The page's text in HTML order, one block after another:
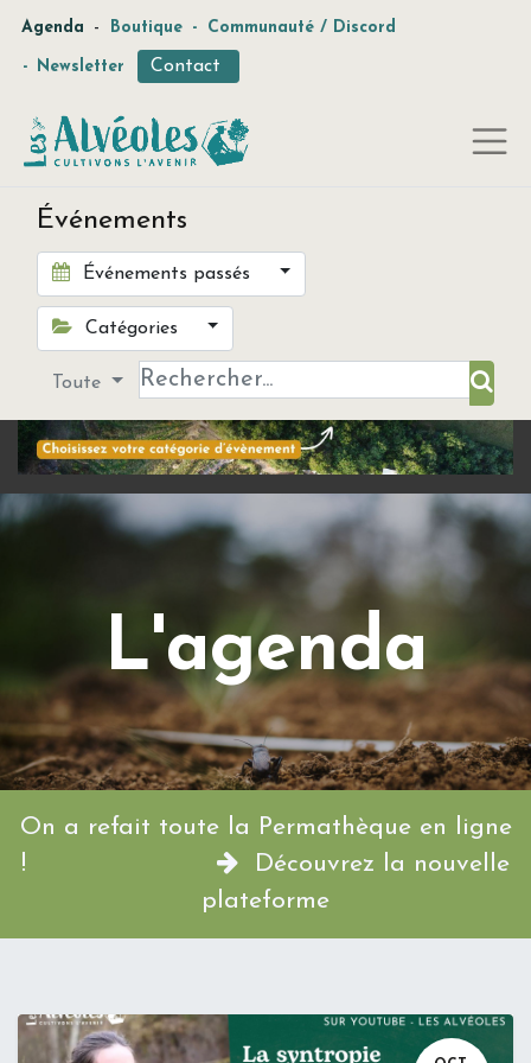
Agenda - Boutique - Communauté / Discord
- Newsletter Contact
Événements
Événements passés
Catégories
Toute
L'agenda
On a refait toute la Permathèque en ligne
!
Découvrez la nouvelle
plateforme